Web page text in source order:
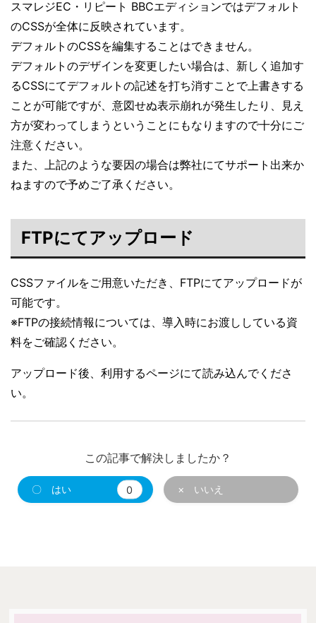
スマレジEC・リピート BBCエディションではデフォルト
のCSSが全体に反映されています。
デフォルトのCSSを編集することはできません。
デフォルトのデザインを変更したい場合は、新しく追加す
るCSSにてデフォルトの記述を打ち消すことで上書きする
ことが可能ですが、意図せぬ表示崩れが発生したり、見え
方が変わってしまうということにもなりますので十分にご
注意ください。
また、上記のような要因の場合は弊社にてサポート出来か
ねますので予めご了承ください。
FTPにてアップロード
CSSファイルをご用意いただき、FTPにてアップロードが
可能です。
※FTPの接続情報については、導入時にお渡ししている資
料をご確認ください。
アップロード後、利用するページにて読み込んでくださ
い。
この記事で解決しましたか？
〇 はい 0 × いいえ